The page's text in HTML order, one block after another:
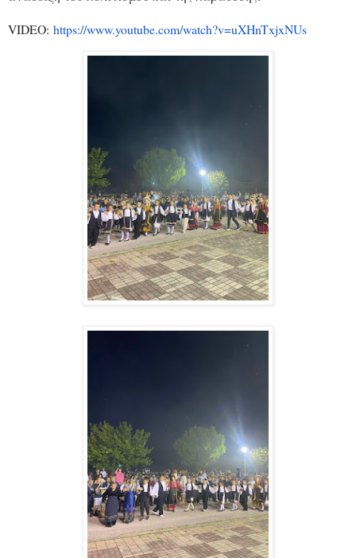
VIDEO: https://www.youtube.com/watch?v=uXHnTxjxNUs